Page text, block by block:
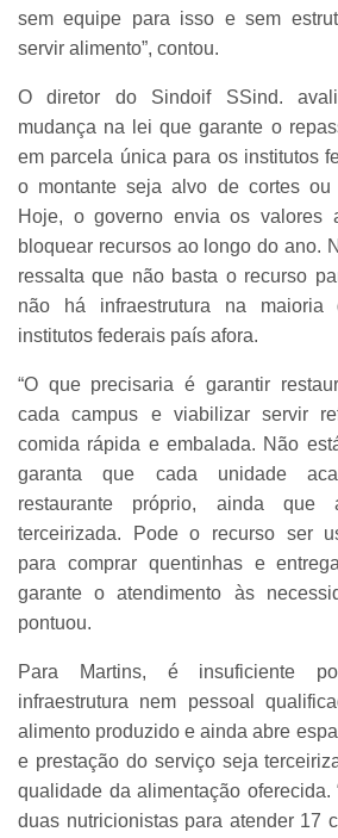
sem equipe para isso e sem
servir alimento”, contou.
O diretor do Sindoif SSind.
mudança na lei que garante o
em parcela única para os institutos
o montante seja alvo de cortes ou
Hoje, o governo envia os valores
bloquear recursos ao longo do ano.
ressalta que não basta o recurso
não há infraestrutura na
institutos federais país afora.
“O que precisaria é garantir
cada campus e viabilizar servir
comida rápida e embalada. Não
garanta que cada unidade
restaurante próprio, ainda que
terceirizada. Pode o recurso ser
para comprar quentinhas e
garante o atendimento às
pontuou.
Para Martins, é insuficiente
infraestrutura nem pessoal
alimento produzido e ainda abre
e prestação do serviço seja
qualidade da alimentação oferecida.
duas nutricionistas para atender 17